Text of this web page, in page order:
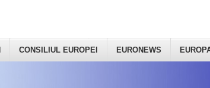
CONSILIUL EUROPEI EURONEWS